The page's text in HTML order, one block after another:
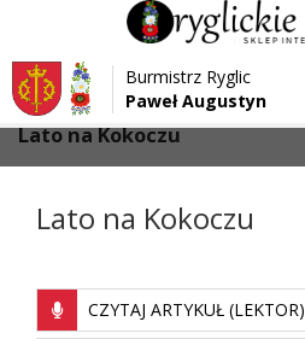
Przejdź do menu
Przejdź do głównej treści strony
Przejdź do stopki strony
Burmistrz Ryglic
Paweł Augustyn
Strona główna > Aktualności
Lato na Kokoczu
Lato na Kokoczu
CZYTAJ ARTYKUŁ (LEKTOR)